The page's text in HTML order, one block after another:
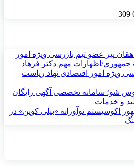
309
پیر عضو تيم بازرسی ويژه امور
جمهوری/اظهارات مهم دکتر فرهاد
ویژه امور اقتصادی نهاد ریاست
شو؛ سامانه تخصصی آگهی رایگان
و خدمات
اکوسیستم نوآورانه «بیلی کوین» در